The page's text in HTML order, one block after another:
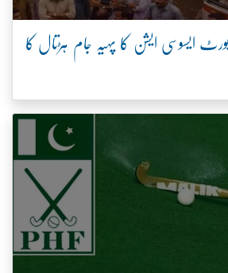
ایسوسی ایشن کا پہیہ جام ہڑتال کا